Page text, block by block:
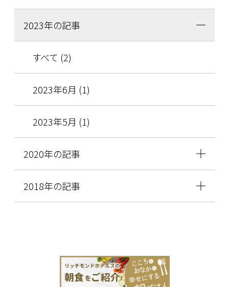
2023年の記事
すべて (2)
2023年6月 (1)
2023年5月 (1)
2020年の記事
2018年の記事